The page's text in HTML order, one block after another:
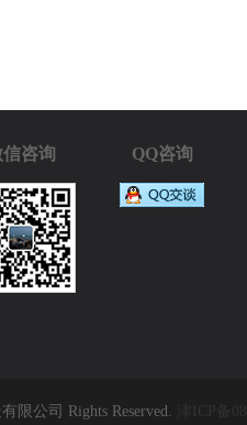
信咨询 QQ咨询
限公司 Rights Reserved.